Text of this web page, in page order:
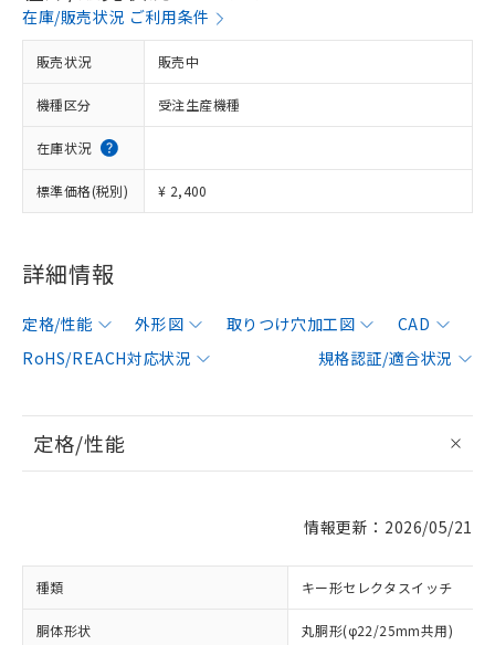
在庫/販売状況 ご利用条件
販売状況 販売中
機種区分 受注生産機種
在庫状況
標準価格(税別) ¥ 2,400
詳細情報
定格/性能 外形図 取りつけ穴加工図
CAD
RoHS/REACH対応状況
規格認証/適合状況
定格/性能
情報更新：2026/05/21
種類 キー形セレクタスイッチ
胴体形状 丸胴形(φ22/25mm共用)